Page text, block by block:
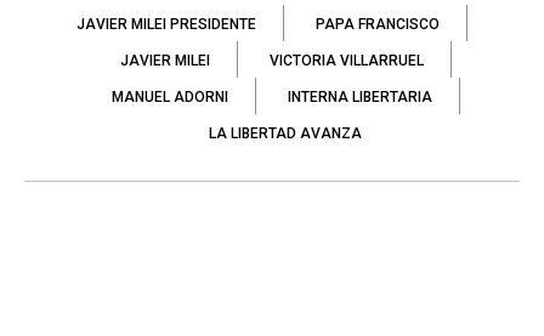
JAVIER MILEI PRESIDENTE PAPA FRANCISCO
JAVIER MILEI VICTORIA VILLARRUEL
MANUEL ADORNI INTERNA LIBERTARIA
LA LIBERTAD AVANZA